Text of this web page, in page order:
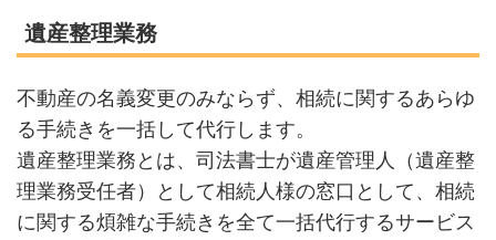
遺産整理業務
不動産の名義変更のみならず、相続に関するあらゆ
る手続きを一括して代行します。
遺産整理業務とは、司法書士が遺産管理人（遺産整
理業務受任者）として相続人様の窓口として、相続
に関する煩雑な手続きを全て一括代行するサービス